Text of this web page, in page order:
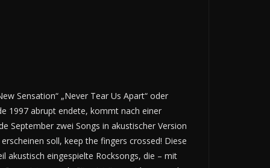
Sensation“ „Never Tear Us Apart“ oder
1997 abrupt endete, kommt nach einer
September zwei Songs in akustischer Version
soll, keep the fingers crossed! Diese
akustisch eingespielte Rocksongs, die – mit